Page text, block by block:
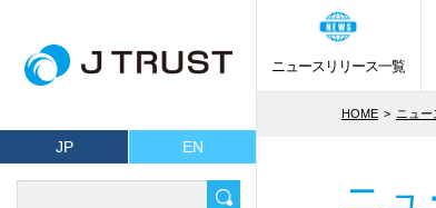
JP EN
ニュースリリース一覧
HOME ニュー